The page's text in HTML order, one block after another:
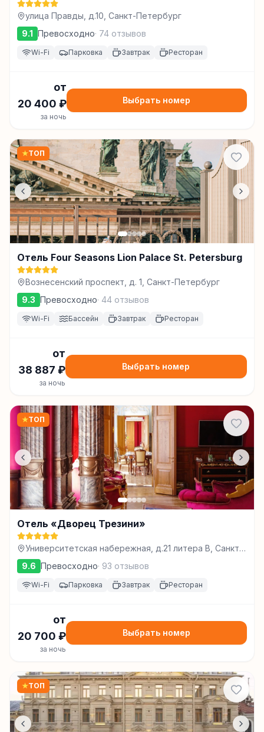
улица Правды, д.10, Санкт-Петербург
9.1 Превосходно· 74 отзывов
Wi-Fi Парковка Завтрак Ресторан
от
20 400 ₽
за ночь
Выбрать номер
★ТОП
Отель Four Seasons Lion Palace St. Petersburg
Вознесенский проспект, д. 1, Санкт-Петербург
9.3 Превосходно· 44 отзывов
Wi-Fi Бассейн Завтрак Ресторан
от
38 887 ₽
за ночь
Выбрать номер
★ТОП
Отель «Дворец Трезини»
Университетская набережная, д.21 литера В, Санкт-
Петербург
9.6 Превосходно· 93 отзывов
Wi-Fi Парковка Завтрак Ресторан
от
20 700 ₽
за ночь
Выбрать номер
★ТОП